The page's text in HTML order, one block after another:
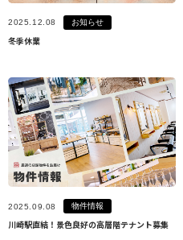
2025.12.08 お知らせ
冬季休業
2025.09.08 物件情報
川崎駅直結！景色良好の高層階テナント募集